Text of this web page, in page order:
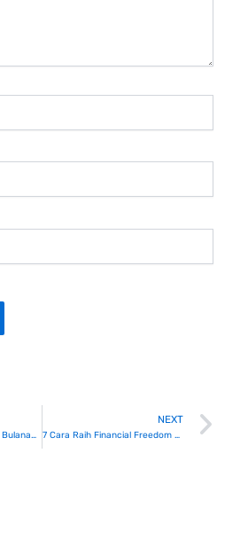
6 Tips Pintar Kelola Gaji Bulanan Tanpa Stres
NEXT
7 Cara Raih Financial Freedom untuk Masa Depan Lebih Tenang